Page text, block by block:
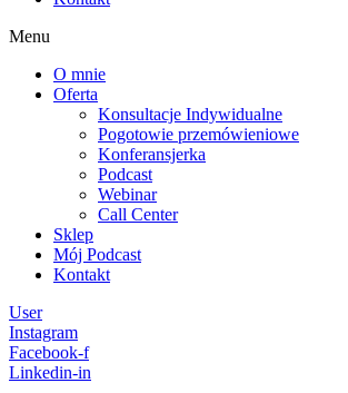
Menu
O mnie
Oferta
Konsultacje Indywidualne
Pogotowie przemówieniowe
Konferansjerka
Podcast
Webinar
Call Center
Sklep
Mój Podcast
Kontakt
User
Instagram
Facebook-f
Linkedin-in